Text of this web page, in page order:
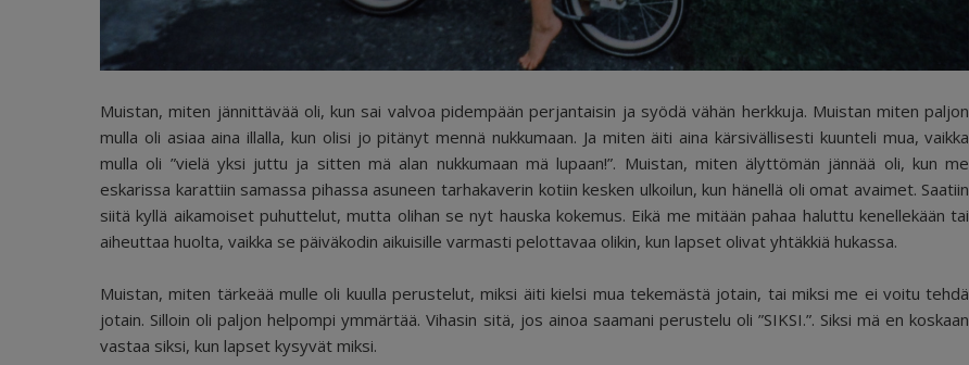
Muistan, miten jännittävää oli, kun sai valvoa pidempään perjantaisin ja syödä vähän herkkuja. Muistan miten paljon
mulla oli asiaa aina illalla, kun olisi jo pitänyt mennä nukkumaan. Ja miten äiti aina kärsivällisesti kuunteli mua, vaikka
mulla oli ”vielä yksi juttu ja sitten mä alan nukkumaan mä lupaan!”. Muistan, miten älyttömän jännää oli, kun me
eskarissa karattiin samassa pihassa asuneen tarhakaverin kotiin kesken ulkoilun, kun hänellä oli omat avaimet. Saatiin
siitä kyllä aikamoiset puhuttelut, mutta olihan se nyt hauska kokemus. Eikä me mitään pahaa haluttu kenellekään tai
aiheuttaa huolta, vaikka se päiväkodin aikuisille varmasti pelottavaa olikin, kun lapset olivat yhtäkkiä hukassa.
Muistan, miten tärkeää mulle oli kuulla perustelut, miksi äiti kielsi mua tekemästä jotain, tai miksi me ei voitu tehdä
jotain. Silloin oli paljon helpompi ymmärtää. Vihasin sitä, jos ainoa saamani perustelu oli ”SIKSI.”. Siksi mä en koskaan
vastaa siksi, kun lapset kysyvät miksi.